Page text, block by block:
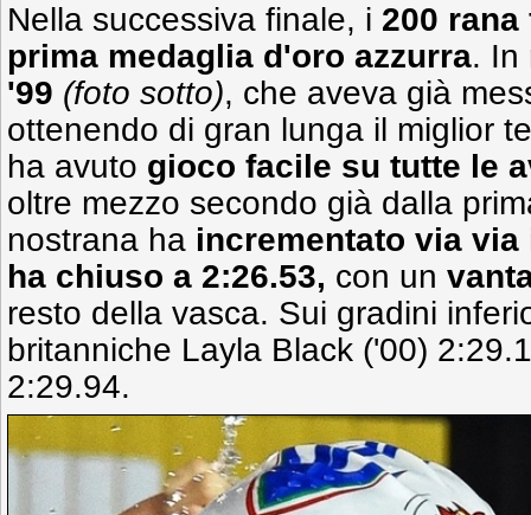
Nella successiva finale, i 200
prima medaglia d'oro azzurra. In
'99 (foto sotto), che aveva già
ottenendo di gran lunga il miglior
ha avuto gioco facile su tutte le
oltre mezzo secondo già dalla
nostrana ha incrementato via
ha chiuso a 2:26.53, con un
resto della vasca. Sui gradini
britanniche Layla Black ('00)
2:29.94.